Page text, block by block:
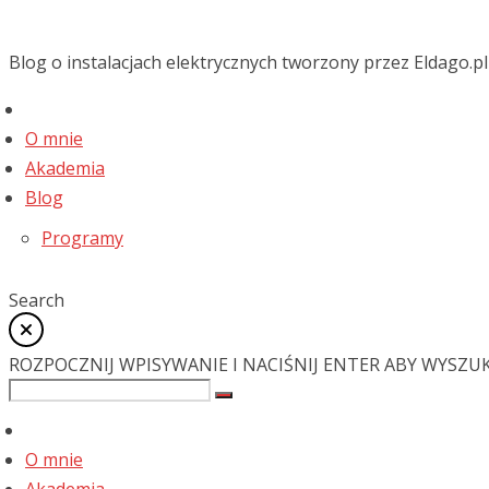
Blog o instalacjach elektrycznych tworzony przez Eldago.pl
O mnie
Akademia
Blog
Programy
Search
ROZPOCZNIJ WPISYWANIE I NACIŚNIJ ENTER ABY
O mnie